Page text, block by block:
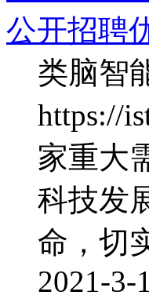
公开招聘
类脑智
https://
家重大
科技发
命，切
2021-3-